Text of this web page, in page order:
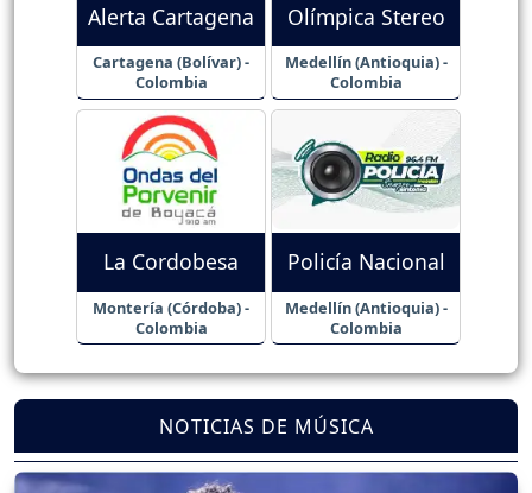
Alerta Cartagena
Cartagena (Bolívar) -
Colombia
Olímpica Stereo
Medellín (Antioquia) -
Colombia
La Cordobesa
Montería (Córdoba) -
Colombia
Policía Nacional
Medellín (Antioquia) -
Colombia
NOTICIAS DE MÚSICA